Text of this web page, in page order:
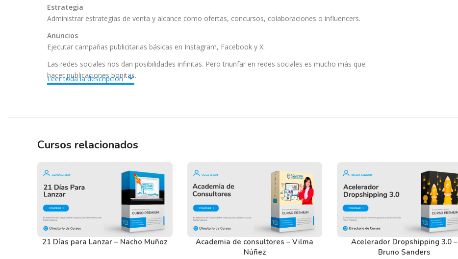
Estrategia
Administrar estrategias de venta y alcance como ofertas, concursos, colaboraciones o influencers.
Anuncios
Ejecutar campañas publicitarias básicas en Instagram, Facebook y X.
Las redes sociales nos dan posibilidades infinitas. Pero triunfar en redes sociales es mucho más que
hacer publicaciones bonitas.
Tenemos un listado de todas las preguntas que hacen nuestros usuarios antes de comprar y
Ir a las
Preguntas Frecuentes, o también puedes contactarnos usando el Chat.
Leer toda la descripción
Cursos relacionados
21 Días para Lanzar – Nacho Muñoz
Academia de consultores – Vilma
Núñez
Acelerador Dropshipping 3.0 –
Bruno Sanders